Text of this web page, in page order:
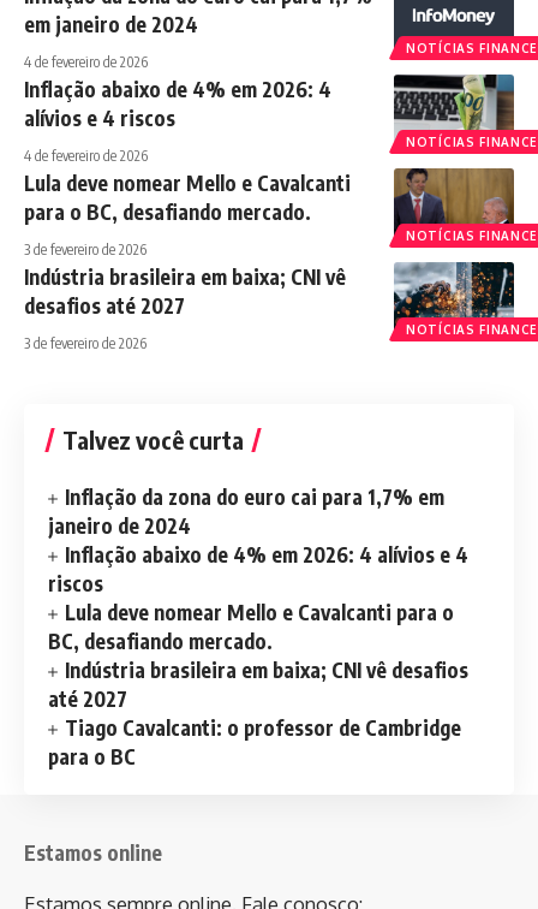
NOTÍCIAS
em janeiro de 2024
4 de fevereiro de 2026
NOTÍCIAS
Inflação abaixo de 4% em 2026: 4
alívios e 4 riscos
4 de fevereiro de 2026
NOTÍCIAS
Lula deve nomear Mello e Cavalcanti
para o BC, desafiando mercado.
3 de fevereiro de 2026
NOTÍCIAS
Indústria brasileira em baixa; CNI vê
desafios até 2027
3 de fevereiro de 2026
Talvez você curta
Inflação da zona do euro cai para 1,7% em
janeiro de 2024
Inflação abaixo de 4% em 2026: 4 alívios e 4
riscos
Lula deve nomear Mello e Cavalcanti para o
BC, desafiando mercado.
Indústria brasileira em baixa; CNI vê desafios
até 2027
Tiago Cavalcanti: o professor de Cambridge
para o BC
Estamos online
Estamos sempre online. Fale conosco: